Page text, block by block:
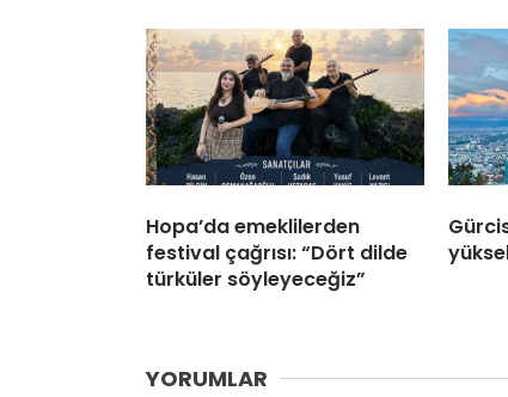
Hopa’da emeklilerden
festival çağrısı: “Dört dilde
türküler söyleyeceğiz”
YORUMLAR